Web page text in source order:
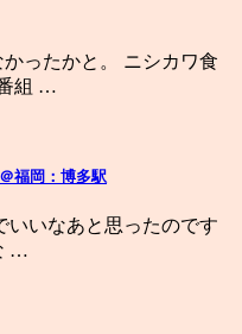
ったかと。 ニシカワ食
組 …
福岡：博多駅
いいなあと思ったのです
…